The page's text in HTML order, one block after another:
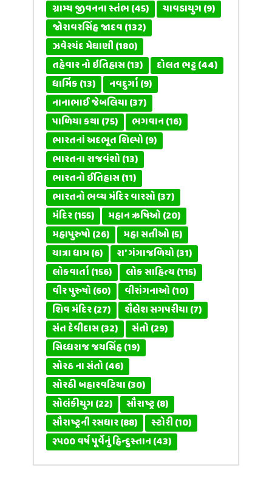
ગ્રામ્ય જીવનના સ્તંભ(45) ચાવડાયુગ(9)
જોરાવરસિંહ જાદવ(132)
ઝવેરચંદ મેઘાણી(180)
તહેવાર નો ઇતિહાસ(13) દોલત ભટ્ટ(44)
ધાર્મિક(13) નવદુર્ગા(9)
નાનાભાઈ જેબલિયા(37)
પાળિયા કથા(75) ભગવાન(16)
ભારતનાં અદભૂત શિલ્પો(9)
ભારતના રાજવંશો(13)
ભારતનો ઈતિહાસ(11)
ભારતનો ભવ્ય મંદિર વારસો(37)
મંદિર(155) મહાન ઋષિઓ(20)
મહાપુરુષો(26) મહા સતીઓ(5)
યાત્રા ધામ(6) રા' ગંગાજળિયો(31)
લોકવાર્તા(156) લોક સાહિત્ય(115)
વીર પુરુષો(60) વીરાંગનાઓ(10)
શિવ મંદિર(27) શૈલેશ સગપરીયા(7)
સંત દેવીદાસ(32) સંતો(29)
સિધ્ધરાજ જયસિંહ(19)
સોરઠ ના સંતો(46)
સોરઠી બહારવટિયા(30)
સોલંકીયુગ(22) સૌરાષ્ટ્ર(8)
સૌરાષ્ટ્રની રસધાર(88) સ્ટોરી(10)
૨૫૦૦ વર્ષ પૂર્વેનું હિન્દુસ્તાન(43)